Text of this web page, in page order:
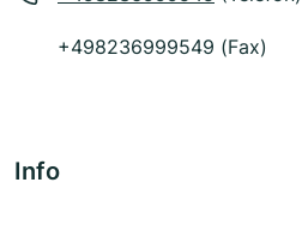
+498236999549 (Fax)
Info